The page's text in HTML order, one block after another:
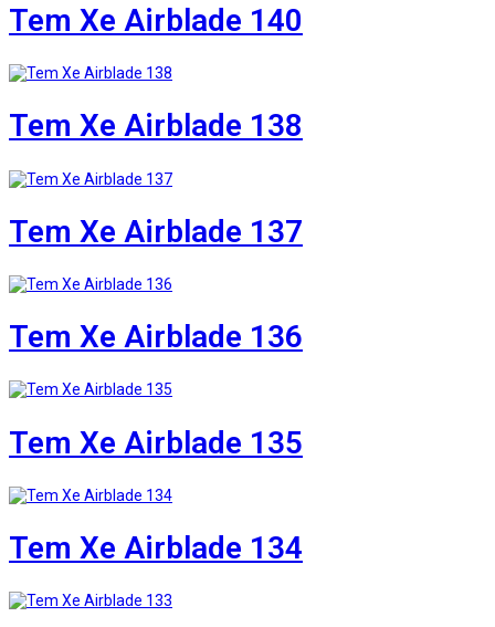
Tem Xe Airblade 140
Tem Xe Airblade 138
Tem Xe Airblade 137
Tem Xe Airblade 136
Tem Xe Airblade 135
Tem Xe Airblade 134